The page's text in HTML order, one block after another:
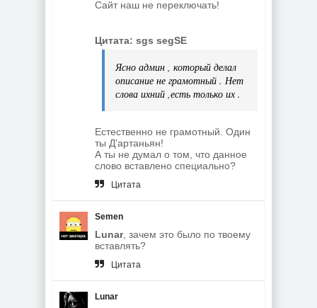
Сайт наш не переключать!
Цитата: sgs segSE
Ясно админ , который делал
описание не грамотный . Нет
слова ихний ,есть только их .
Естественно не грамотный. Один
ты Д'артаньян!
А ты не думал о том, что данное
слово вставлено специально?
Цитата
Semen
Lunar, зачем это было по твоему
вставлять?
Цитата
Lunar